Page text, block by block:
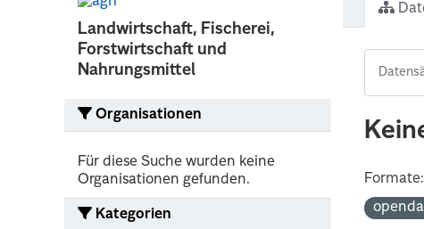
Landwirtschaft, Fischerei,
Forstwirtschaft und
Nahrungsmittel
Organisationen
Für diese Suche wurden keine
Organisationen gefunden.
Kategorien
Formate: